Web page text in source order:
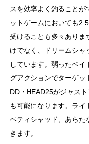
スを効率よく釣ることが
ットゲームにおいても
受けることも多々ありま
けでなく、ドリームシャ
しています。弱ったベ
グアクションでターゲッ
DD・HEAD25がジャス
も可能になります。ライ
ペティシャッド。あらた
きます。